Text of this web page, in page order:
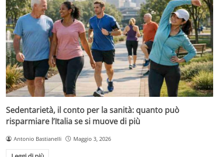
Sedentarietà, il conto per la sanità: quanto può
risparmiare l’Italia se si muove di più
Antonio Bastianelli Maggio 3, 2026